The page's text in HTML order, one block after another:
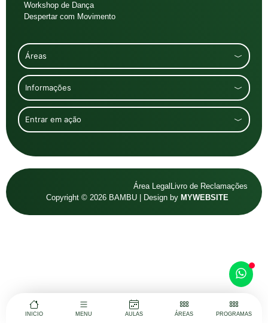
INICIO MENU AULAS ÁREAS PROGRAMAS
Workshop de Dança
Despertar com Movimento
Áreas
Informações
Entrar em ação
Copyright © 2026 BAMBU | Design by MYWEBSITE
Livro de Reclamações
Área Legal